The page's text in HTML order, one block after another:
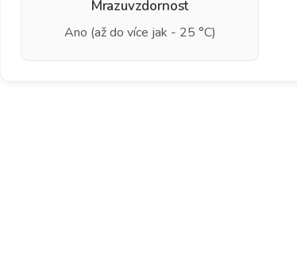
Mrazuvzdornost
Ano (až do více jak - 25 °C)